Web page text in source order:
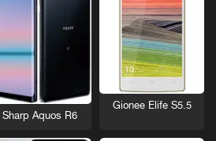
Gionee Elife S5.5
Sharp Aquos R6